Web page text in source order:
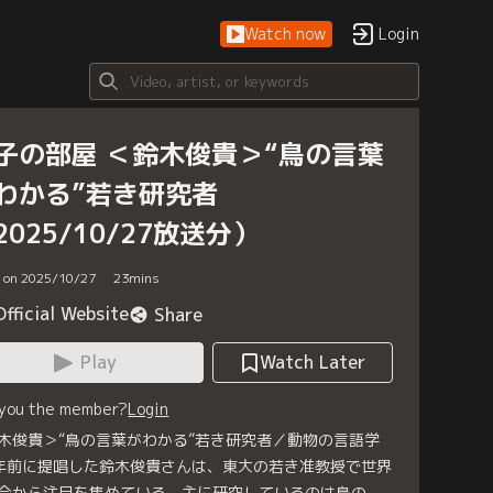
Watch now Login
の部屋 ＜鈴木俊貴＞“鳥の言葉
かる”若き研究者
10/27放送分）
on 2025/10/27 23mins
Website
Share
Play
Watch Later
the member?Login
俊貴＞“鳥の言葉がわかる”若き研究者／動物の言語学
前に提唱した鈴木俊貴さんは、東大の若き准教授で世界